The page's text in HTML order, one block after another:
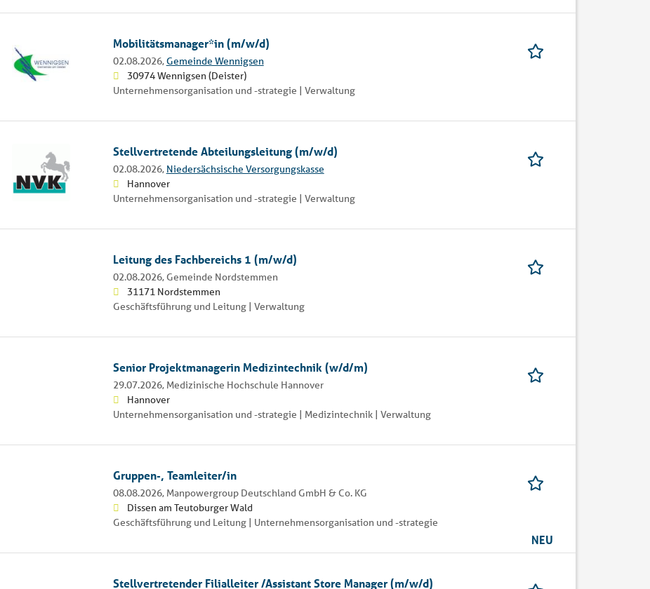
Mobilitätsmanager*in (m/w/d)
02.08.2026,Gemeinde Wennigsen
30974 Wennigsen (Deister)
Unternehmensorganisation und -strategie | Verwaltung
Stellvertretende Abteilungsleitung (m/w/d)
02.08.2026, Niedersächsische Versorgungskasse
Hannover
Unternehmensorganisation und -strategie | Verwaltung
Leitung des Fachbereichs 1 (m/w/d)
02.08.2026, Gemeinde Nordstemmen
31171 Nordstemmen
Geschäftsführung und Leitung | Verwaltung
Senior Projektmanagerin Medizintechnik (w/d/m)
29.07.2026, Medizinische Hochschule Hannover
Hannover
Unternehmensorganisation und -strategie | Medizintechnik | Verwaltung
Gruppen-, Teamleiter/in
08.08.2026, Manpowergroup Deutschland GmbH & Co. KG
Dissen am Teutoburger Wald
Geschäftsführung und Leitung | Unternehmensorganisation und -strategie
NEU
Stellvertretender Filialleiter /Assistant Store Manager (m/w/d)